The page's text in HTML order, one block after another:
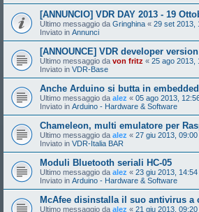
[ANNUNCIO] VDR DAY 2013 - 19
Ultimo messaggio da Gringhina « 29 set 2013,
Inviato in Annunci
[ANNOUNCE] VDR developer
Ultimo messaggio da von fritz « 25 ago 2013,
Inviato in VDR-Base
Anche Arduino si butta in
Ultimo messaggio da alez « 05 ago 2013,
Inviato in Arduino - Hardware & Software
Chameleon, multi emulatore per
Ultimo messaggio da alez « 27 giu 2013, 09:00
Inviato in VDR-Italia BAR
Moduli Bluetooth seriali HC-05
Ultimo messaggio da alez « 23 giu 2013, 14:54
Inviato in Arduino - Hardware & Software
McAfee disinstalla il suo antivirus a
Ultimo messaggio da alez « 21 giu 2013, 09:20